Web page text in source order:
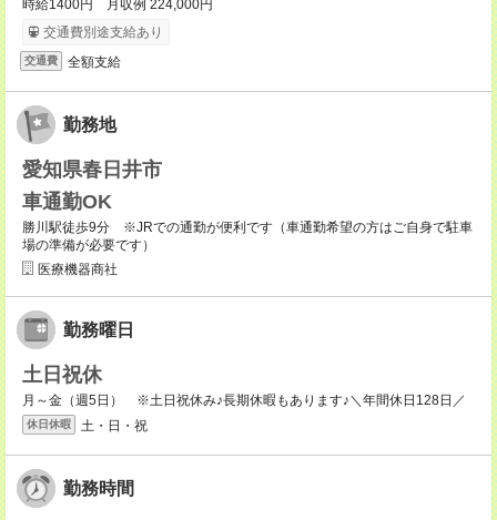
時給1400円 月収例 224,000円
交通費別途支給あり
交通費 全額支給
勤務地
愛知県春日井市
車通勤OK
勝川駅徒歩9分 ※JRでの通勤が便利です（車通勤希望の方はご自身で駐車
場の準備が必要です）
医療機器商社
勤務曜日
土日祝休
月～金（週5日） ※土日祝休み♪長期休暇もあります♪＼年間休日128日／
休日休暇 土・日・祝
勤務時間